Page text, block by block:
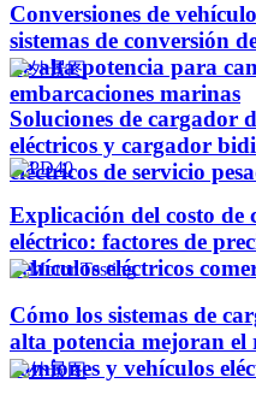
Conversiones de
sistemas de conversión
de alta potencia para
embarcaciones marinas
Soluciones de cargador
eléctricos y cargador
eléctricos de servicio
Explicación del costo
eléctrico: factores de
vehículos eléctricos
Cómo los sistemas de
alta potencia mejoran el
camiones y vehículos